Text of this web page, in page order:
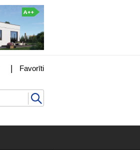
Favorīti
|